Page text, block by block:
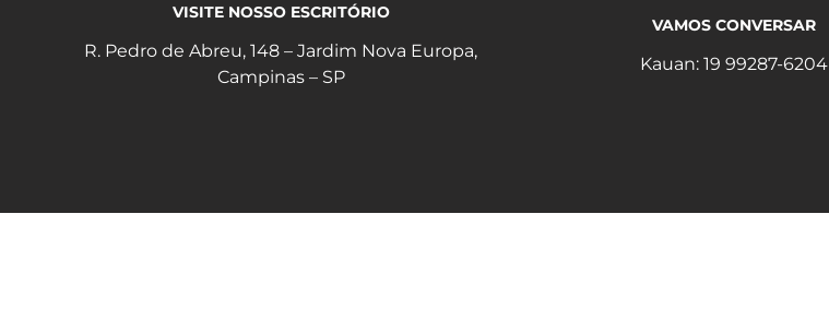
VISITE NOSSO ESCRITÓRIO
R. Pedro de Abreu, 148 – Jardim Nova Europa,
Campinas – SP
VAMOS CONVERSAR
Kauan: 19 99287-6204